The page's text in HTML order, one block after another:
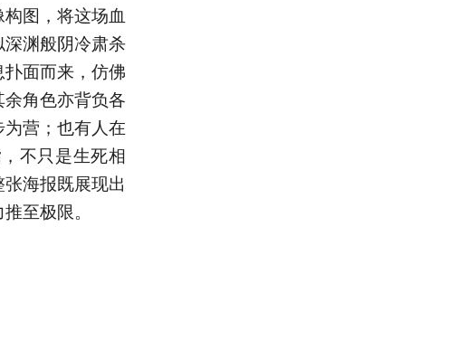
图，将这场血
渊般阴冷肃杀
面而来，仿佛
角色亦背负各
营；也有人在
不只是生死相
海报既展现出
至极限。